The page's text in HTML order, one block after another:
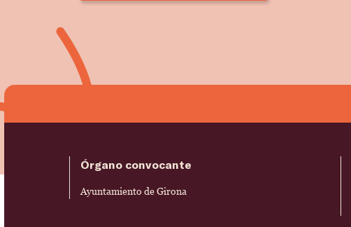
Órgano convocante
Ayuntamiento de Girona